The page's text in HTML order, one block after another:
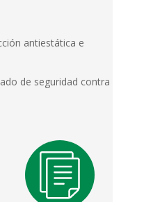
antiestática e
de seguridad contra